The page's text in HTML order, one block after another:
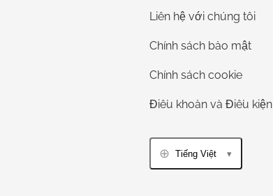
Liên hệ với chúng tôi
Chính sách bảo mật
Chính sách cookie
Điều khoản và Điều kiện
Tiếng Việt